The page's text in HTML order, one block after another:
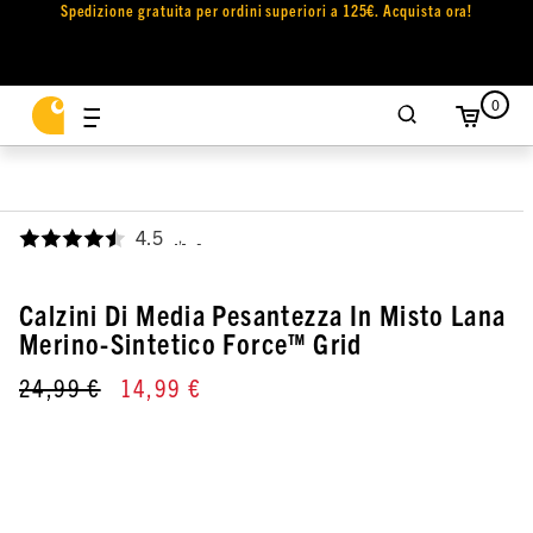
Spedizione gratuita per ordini superiori a 125€. Acquista ora!
0
4.5 ,
Calzini Di Media Pesantezza In Misto Lana
Merino-Sintetico Force™ Grid
24,99 € 14,99 €